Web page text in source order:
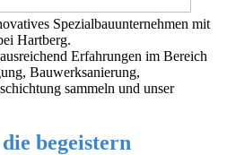
Spezialbauunternehmen mit
Hartberg.
Erfahrungen im Bereich
Bauwerksanierung,
sammeln und unser
begeistern